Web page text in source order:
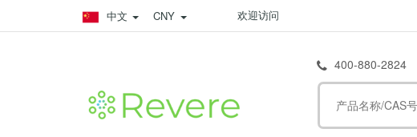
中文 CNY 欢迎访问
400-880-2824